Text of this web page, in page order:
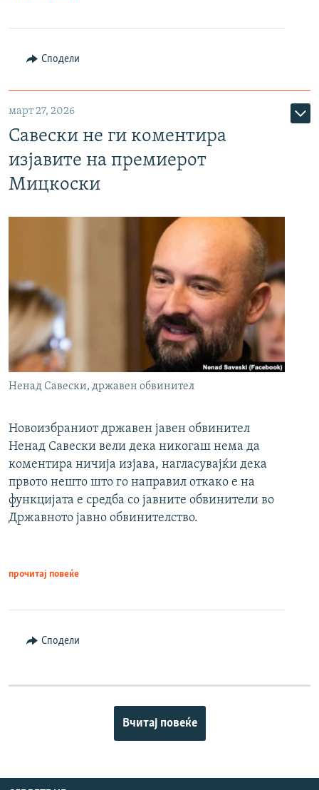
Сподели
март 27, 2026
Савески не ги коментира
изјавите на премиерот
Мицкоски
Ненад Савески, државен обвинител
Новоизбраниот државен јавен обвинител
Ненад Савески вели дека никогаш нема да
коментира ничија изјава, нагласувајќи дека
првото нешто што го направил откако е на
функцијата е средба со јавните обвинители во
Државното јавно обвинителство.
прочитај повеќе
Сподели
Вчитај повеќе